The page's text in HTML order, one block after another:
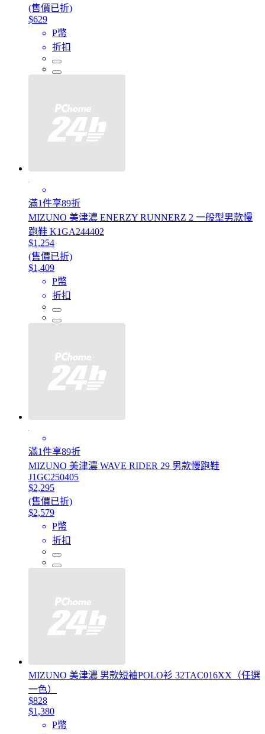
(售價已折)
$629
P幣
折扣
滿1件享89折
MIZUNO 美津濃 ENERZY RUNNERZ 2 一般型男款慢
跑鞋 K1GA244402
$1,254
(售價已折)
$1,409
P幣
折扣
滿1件享89折
MIZUNO 美津濃 WAVE RIDER 29 男款慢跑鞋
J1GC250405
$2,295
(售價已折)
$2,579
P幣
折扣
MIZUNO 美津濃 男款短袖POLO衫 32TAC016XX（任選
一色）
$828
$1,380
P幣